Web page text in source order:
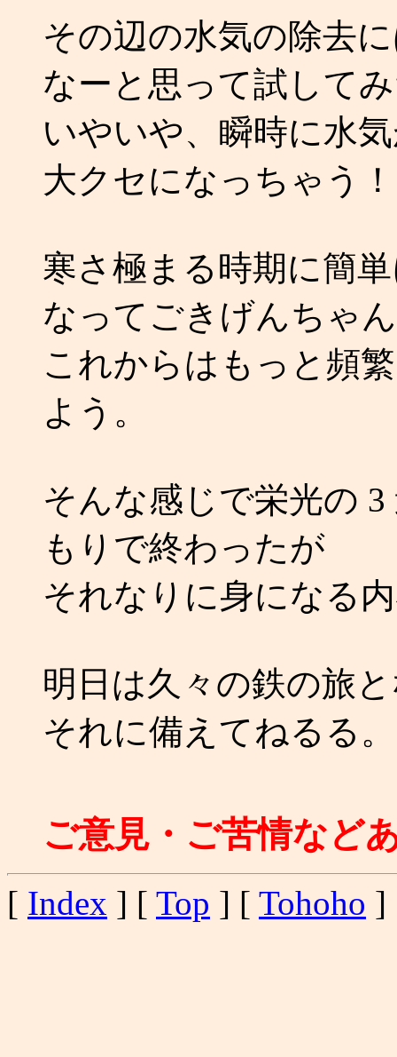
その辺の水気の除去
なーと思って試して
いやいや、瞬時に水
大クセになっちゃう
寒さ極まる時期に簡
なってごきげんちゃ
これからはもっと頻
よう。
そんな感じで栄光の
もりで終わったが
それなりに身になる
明日は久々の鉄の旅
それに備えてねるる
ご意見・ご苦情など
[ Index ] [ Top ] [ Tohoho ]